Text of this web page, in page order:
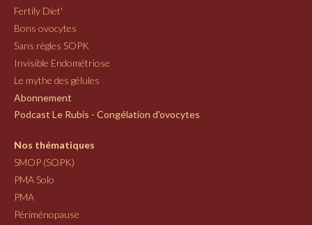
Fertily Diet'
Bons ovocytes
Sans règles SOPK
Invisible Endométriose
Le mythe des gélules
Abonnement
Podcast Le Rubis - Congélation d'ovocytes
Nos thématiques
SMOP (SOPK)
PMA Solo
PMA
Périménopause